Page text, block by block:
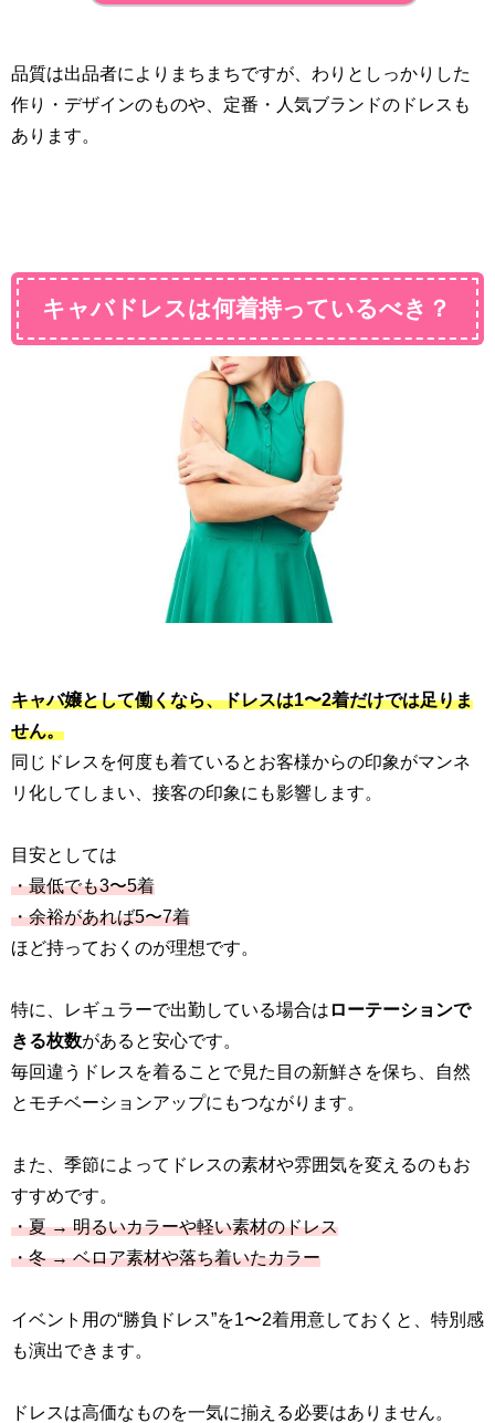
品質は出品者によりまちまちですが、わりとしっかりした
作り・デザインのものや、定番・人気ブランドのドレスも
あります。
キャバドレスは何着持っているべき？
キャバ嬢として働くなら、ドレスは1〜2着だけでは足りま
せん。
同じドレスを何度も着ているとお客様からの印象がマンネ
リ化してしまい、接客の印象にも影響します。
目安としては
・最低でも3〜5着
・余裕があれば5〜7着
ほど持っておくのが理想です。
特に、レギュラーで出勤している場合は ローテーションで
きる枚数があると安心です。
毎回違うドレスを着ることで見た目の新鮮さを保ち、自然
とモチベーションアップにもつながります。
また、季節によってドレスの素材や雰囲気を変えるのもお
すすめです。
・夏 → 明るいカラーや軽い素材のドレス
・冬 → ベロア素材や落ち着いたカラー
イベント用の“勝負ドレス”を1〜2着用意しておくと、特別感
も演出できます。
ドレスは高価なものを一気に揃える必要はありません。